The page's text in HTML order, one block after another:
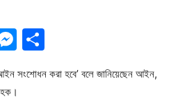
Messenger
সংশোধন করা হবে’ বলে জানিয়েছেন আইন,
হক।